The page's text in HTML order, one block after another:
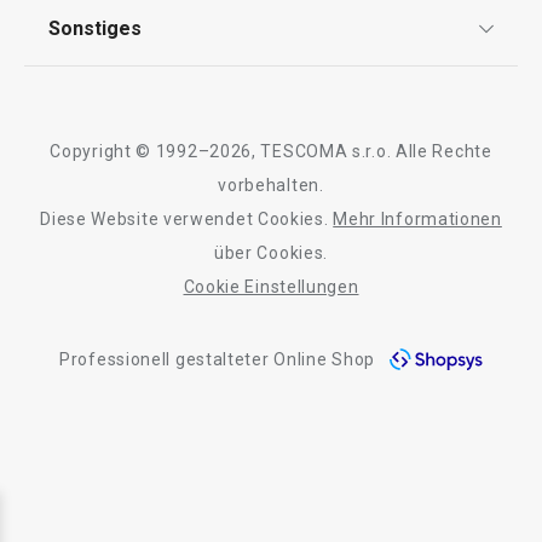
Rückgabe von Waren/Reklamation
Sonstiges
Barrierefreiheit
Copyright © 1992–2026, TESCOMA s.r.o. Alle Rechte
vorbehalten.
Diese Website verwendet Cookies.
Mehr Informationen
über Cookies.
Cookie Einstellungen
Professionell gestalteter Online Shop